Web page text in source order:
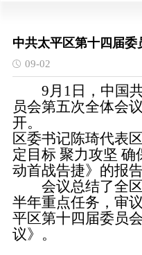
中共太平区第十四届
09-02
9月1日，中国共
员会第五次全体会
开。
区委书记陈琦代表
定目标 聚力攻坚
动首战告捷》的报告
会议总结了全区
半年重点任务，审
平区第十四届委员
议》。